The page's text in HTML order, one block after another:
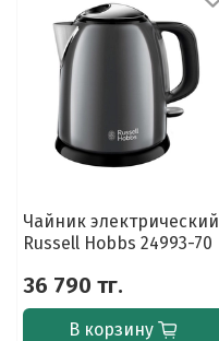
Чайник электрический
Russell Hobbs 24993-70
36 790 тг.
В корзину